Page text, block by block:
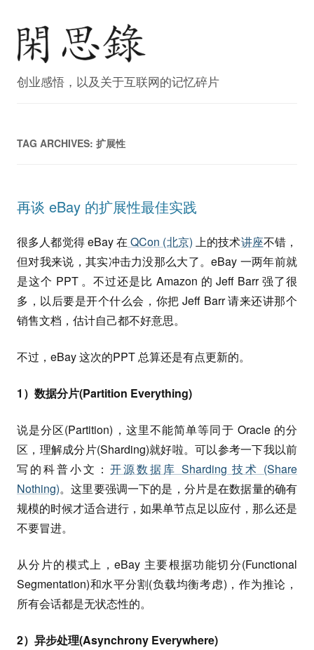
创业感悟，以及关于互联网的记忆碎片
TAG ARCHIVES: 扩展性
再谈 eBay 的扩展性最佳实践
很多人都觉得 eBay 在 QCon (北京) 上的技术讲座不错，
但对我来说，其实冲击力没那么大了。eBay 一两年前就
是这个 PPT 。不过还是比 Amazon 的 Jeff Barr 强了很
多，以后要是开个什么会，你把 Jeff Barr 请来还讲那个
销售文档，估计自己都不好意思。
不过，eBay 这次的PPT 总算还是有点更新的。
1）数据分片(Partition Everything)
说是分区(Partition)，这里不能简单等同于 Oracle 的分
区，理解成分片(Sharding)就好啦。可以参考一下我以前
写的科普小文： 开源数据库 Sharding 技术 (Share
Nothing)。这里要强调一下的是，分片是在数据量的确有
规模的时候才适合进行，如果单节点足以应付，那么还是
不要冒进。
从分片的模式上，eBay 主要根据功能切分(Functional
Segmentation)和水平分割(负载均衡考虑)，作为推论，
所有会话都是无状态性的。
2）异步处理(Asynchrony Everywhere)